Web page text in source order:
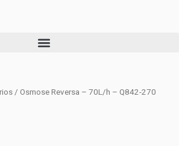
/ Osmose Reversa – 70L/h – Q842-270